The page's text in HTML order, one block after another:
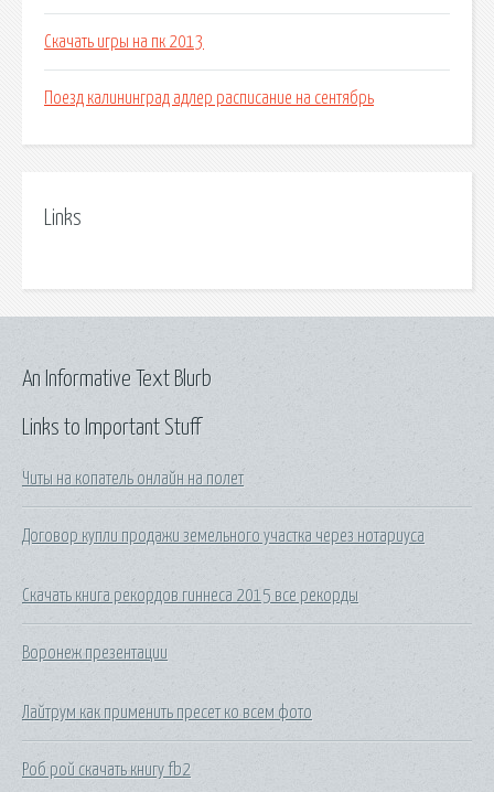
Скачать игры на пк 2013
Поезд калининград адлер расписание на сентябрь
Links
Links to Important Stuff
Читы на копатель онлайн на полет
Договор купли продажи земельного участка через нотариуса
Скачать книга рекордов гиннеса 2015 все рекорды
Воронеж презентации
Лайтрум как применить пресет ко всем фото
Роб рой скачать книгу fb2
An Informative Text Blurb